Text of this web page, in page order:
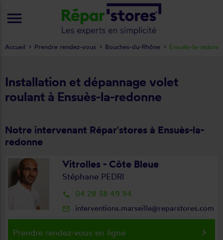
Installation et dépannage volet
roulant à Ensuès-la-redonne
Notre intervenant Répar'stores à Ensuès-la-
redonne
Vitrolles - Côte Bleue
Stéphane PEDRI
local_phone 04 28 38 49 94
mail_outline interventions.marseille@reparstores.com
Prendre rendez-vous en ligne keyboard_arrow_right
Accueil Prendre rendez-vous Bouches-du-Rhône Ensuès-la-
menu